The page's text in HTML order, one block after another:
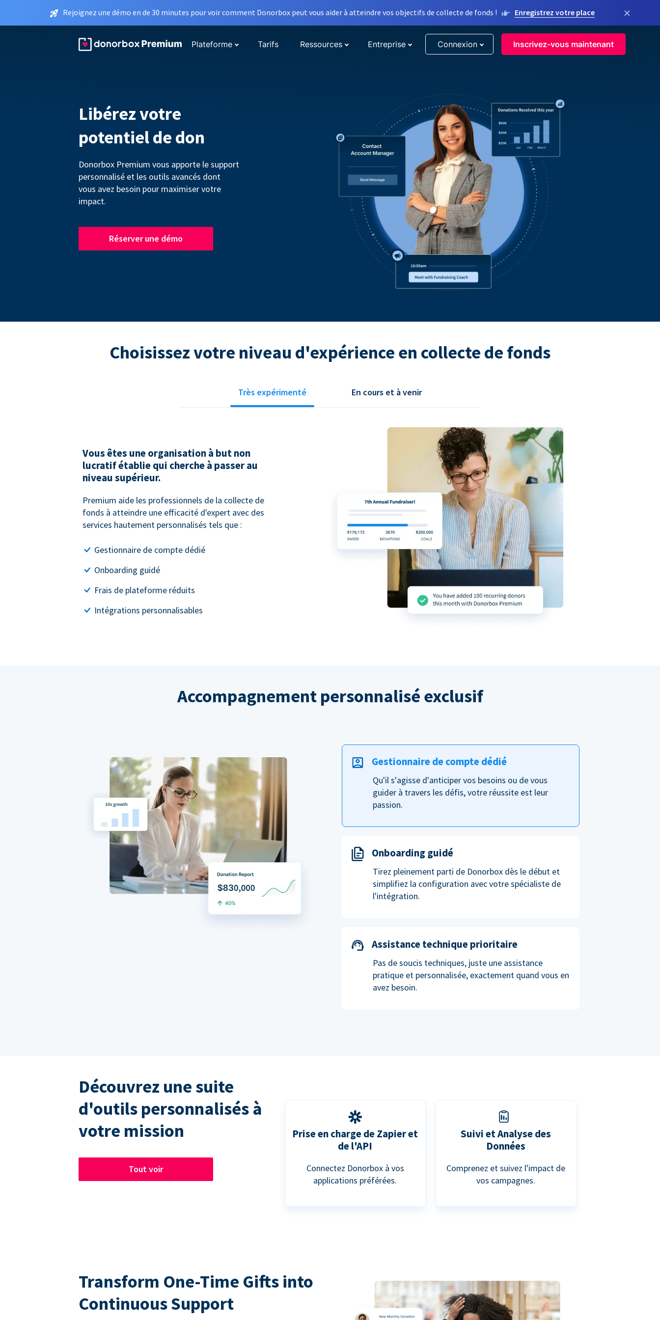
Rejoignez une démo en de 30 minutes pour voir comment Donorbox peut vous aider à atteindre vos objectifs de collecte de fonds ! Enregistrez votre place ×
Plateforme Tarifs Ressources Entreprise Connexion Inscrivez-vous maintenant
Libérez votre
potentiel de don
Donorbox Premium vous apporte le support
personnalisé et les outils avancés dont
vous avez besoin pour maximiser votre
impact.
Réserver une démo
Choisissez votre niveau d'expérience en collecte de fonds
Très expérimenté En cours et à venir
Vous êtes une organisation à but non
lucratif établie qui cherche à passer au
niveau supérieur.
Premium aide les professionnels de la collecte de
fonds à atteindre une efficacité d'expert avec des
services hautement personnalisés tels que :
Gestionnaire de compte dédié
Onboarding guidé
Frais de plateforme réduits
Intégrations personnalisables
Accompagnement personnalisé exclusif
Gestionnaire de compte dédié
Qu'il s'agisse d'anticiper vos besoins ou de vous
guider à travers les défis, votre réussite est leur
passion.
Onboarding guidé
Tirez pleinement parti de Donorbox dès le début et
simplifiez la configuration avec votre spécialiste de
l'intégration.
Assistance technique prioritaire
Pas de soucis techniques, juste une assistance
pratique et personnalisée, exactement quand vous en
avez besoin.
Découvrez une suite
d'outils personnalisés à
votre mission
Tout voir
Prise en charge de Zapier et
de l'API
Connectez Donorbox à vos
applications préférées.
Suivi et Analyse des
Données
Comprenez et suivez l'impact de
vos campagnes.
Transform One-Time Gifts into
Continuous Support